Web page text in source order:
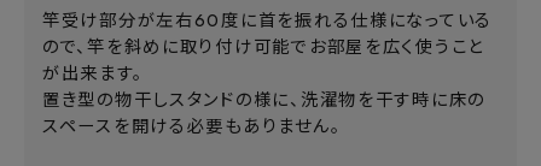
竿受け部分が左右60度に首を振れる仕様になっている
ので、竿を斜めに取り付け可能でお部屋を広く使うこと
が出来ます。
置き型の物干しスタンドの様に、洗濯物を干す時に床の
スペースを開ける必要もありません。